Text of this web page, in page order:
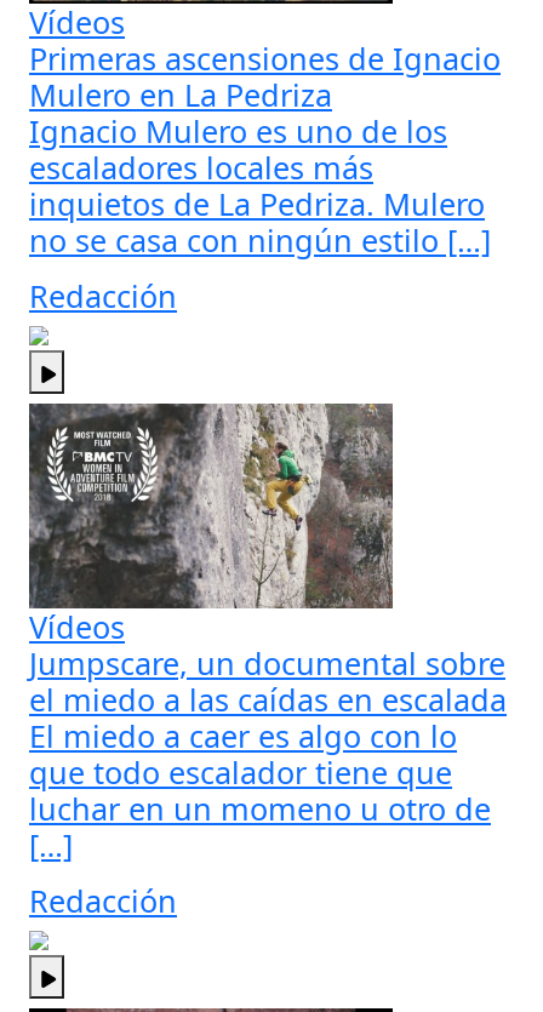
Vídeos
Primeras ascensiones de Ignacio
Mulero en La Pedriza
Ignacio Mulero es uno de los
escaladores locales más
inquietos de La Pedriza. Mulero
no se casa con ningún estilo […]
Redacción
Vídeos
Jumpscare, un documental sobre
el miedo a las caídas en escalada
El miedo a caer es algo con lo
que todo escalador tiene que
luchar en un momeno u otro de
[…]
Redacción